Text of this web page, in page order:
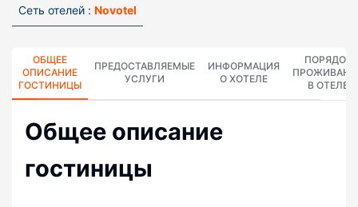
Сеть отелей : Novotel
ОБЩЕЕ
ОПИСАНИЕ
ГОСТИНИЦЫ
ПРЕДОСТАВЛЯЕМЫЕ
УСЛУГИ
ИНФОРМАЦИЯ
О ХОТЕЛЕ
ПОРЯДОК
В ОТЕЛЕ
Общее описание
гостиницы